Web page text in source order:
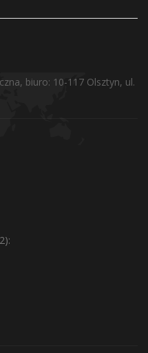
biuro: 10-117 Olsztyn, ul.